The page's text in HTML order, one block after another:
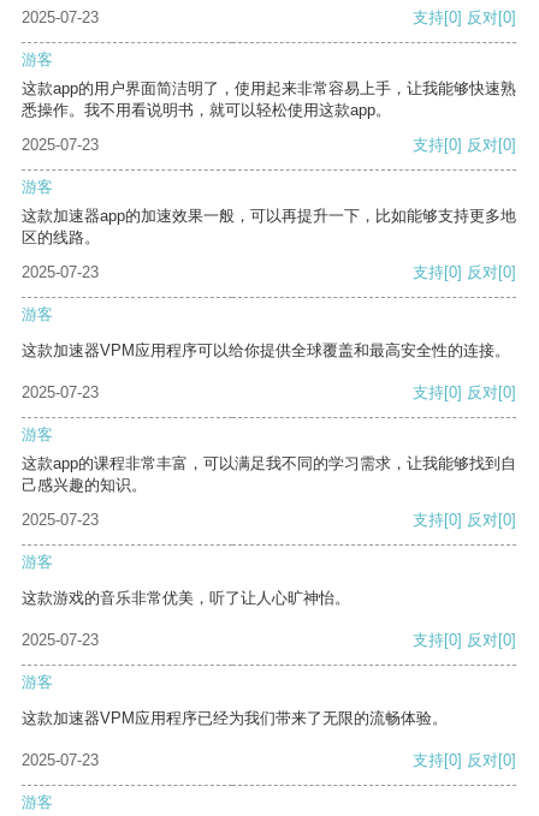
2025-07-23 支持[0] 反对[0]
游客
这款app的用户界面简洁明了，使用起来非常容易上手，让我能够快速熟
悉操作。我不用看说明书，就可以轻松使用这款app。
2025-07-23
支持[0] 反对[0]
游客
这款加速器app的加速效果一般，可以再提升一下，比如能够支持更多地
区的线路。
2025-07-23
支持[0] 反对[0]
游客
这款加速器VPM应用程序可以给你提供全球覆盖和最高安全性的连接。
2025-07-23 支持[0] 反对[0]
游客
这款app的课程非常丰富，可以满足我不同的学习需求，让我能够找到自
己感兴趣的知识。
2025-07-23
支持[0] 反对[0]
游客
这款游戏的音乐非常优美，听了让人心旷神怡。
2025-07-23 支持[0] 反对[0]
游客
这款加速器VPM应用程序已经为我们带来了无限的流畅体验。
2025-07-23 支持[0] 反对[0]
游客